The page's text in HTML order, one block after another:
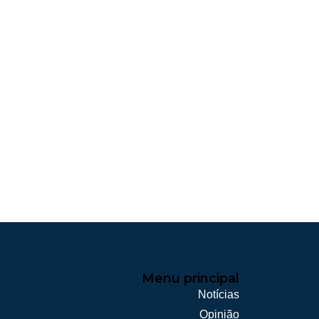
Menu principal
Notícias
Opinião